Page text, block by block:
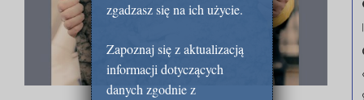
zgadzasz się na ich użycie.
Zapoznaj się z aktualizacją
informacji dotyczących
danych zgodnie z